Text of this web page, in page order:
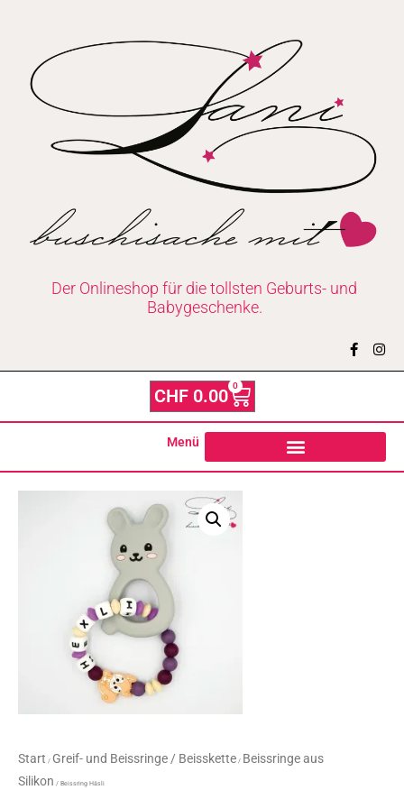
Der Onlineshop für die tollsten Geburts- und
Babygeschenke.
F
a
c
o
f
I
n
s
r
CHF0.00 0
Warenkorb
Menü
Start / Greif- und Beissringe / Beisskette / Beissringe aus
Silikon / Beissring Häsli